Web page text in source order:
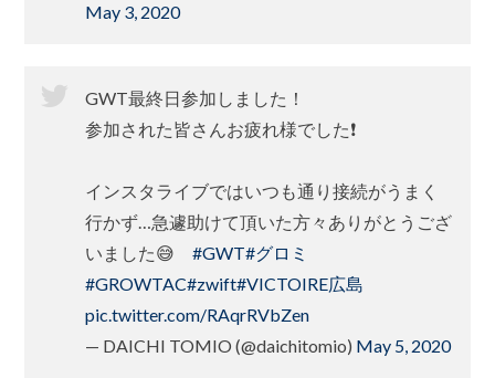
May 3, 2020
GWT最終日参加しました！
参加された皆さんお疲れ様でした❗
インスタライブではいつも通り接続がうまく
行かず…急遽助けて頂いた方々ありがとうござ
いました😅 #GWT#グロミ
#GROWTAC#zwift#VICTOIRE広島
pic.twitter.com/RAqrRVbZen
— DAICHI TOMIO (@daichitomio) May 5, 2020